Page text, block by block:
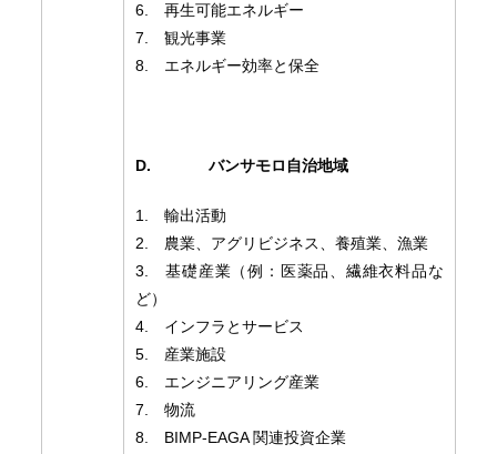
6. 再生可能エネルギー
7. 観光事業
8. エネルギー効率と保全
D. バンサモロ自治地域
1. 輸出活動
2. 農業、アグリビジネス、養殖業、漁業
3. 基礎産業（例：医薬品、繊維衣料品な
ど）
4. インフラとサービス
5. 産業施設
6. エンジニアリング産業
7. 物流
8. BIMP-EAGA 関連投資企業